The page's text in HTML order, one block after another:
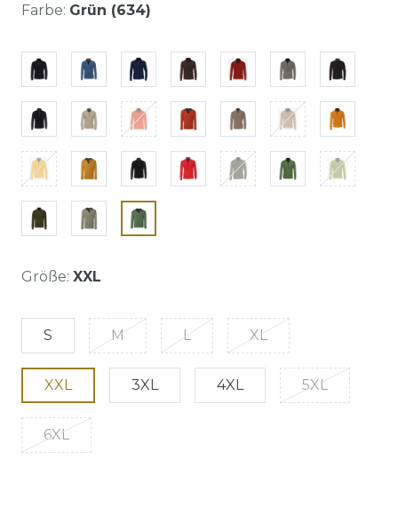
Farbe: Grün (634)
Größe: XXL
S M L XL
XXL 3XL 4XL 5XL
6XL